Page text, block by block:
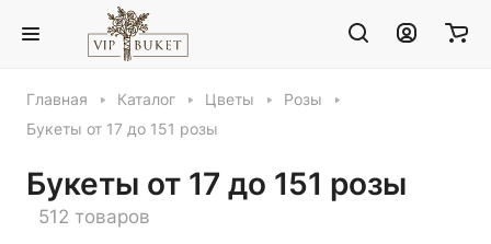
Главная Каталог Цветы
Розы
Букеты от 17 до 151 розы
Букеты от 17 до 151 розы
512 товаров